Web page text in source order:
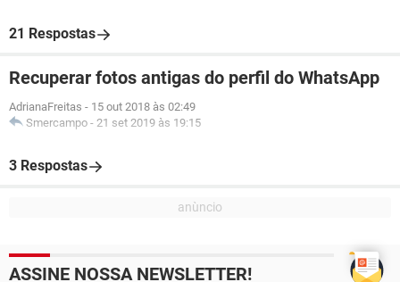
21 Respostas
Recuperar fotos antigas do perfil do WhatsApp
AdrianaFreitas - 15 out 2018 às 02:49
Smercampo - 21 set 2019 às 19:15
3 Respostas
ASSINE NOSSA NEWSLETTER!